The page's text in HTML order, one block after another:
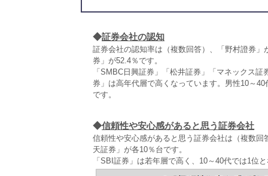
◆証券会社の認知
証券会社の認知率は（複数回答）、「野村證券
券」が52.4％です。
「SMBC日興証券」「松井証券」「マネックス
券」は高年代層で高くなっています。男性10～
です。
◆信頼性や安心感があると思う証券会社
信頼性や安心感があると思う証券会社は（複数
天証券」が各10％台です。
「SBI証券」は若年層で高く、10～40代では1位